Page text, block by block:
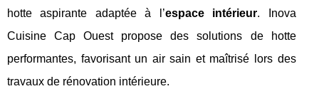
hotte aspirante adaptée à l’espace intérieur. Inova
Cuisine Cap Ouest propose des solutions de hotte
performantes, favorisant un air sain et maîtrisé lors des
travaux de rénovation intérieure.